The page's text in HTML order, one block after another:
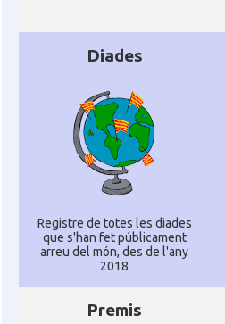
Diades
Registre de totes les diades
que s'han fet públicament
arreu del món, des de l'any
2018
Premis